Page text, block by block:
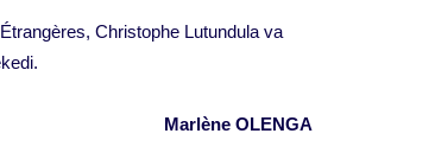
Christophe Lutundula va
Marlène OLENGA